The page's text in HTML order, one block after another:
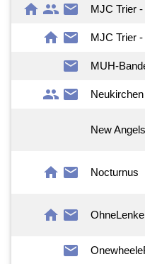
home group mail MJC Trier
home mail MJC Trier
mail MUH-
group mail Neukirchen
New Angels
home mail Nocturnus
home mail
mail